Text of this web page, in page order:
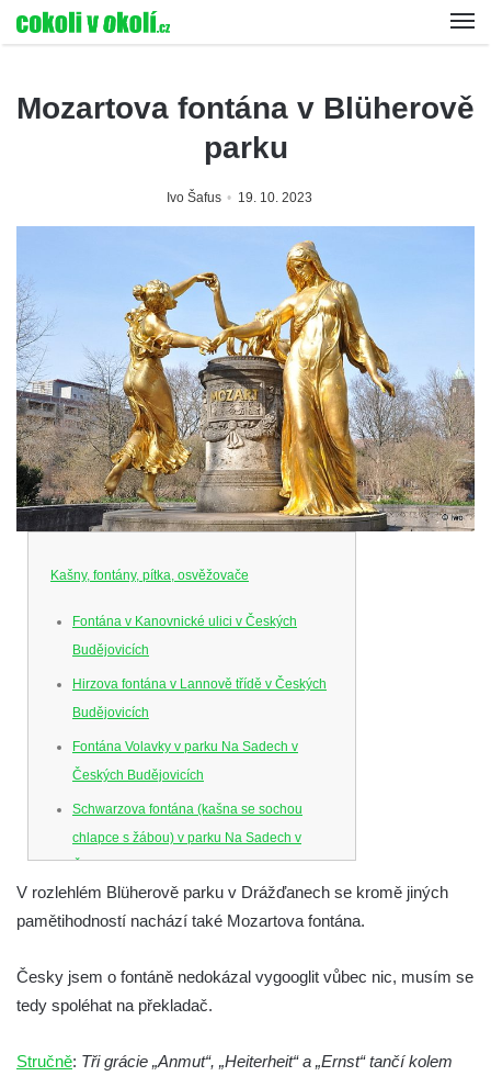
Mozartova fontána v Blüherově
parku
Ivo Šafus 19. 10. 2023
Kašny, fontány, pítka, osvěžovače
Fontána v Kanovnické ulici v Českých
Budějovicích
Hirzova fontána v Lannově třídě v Českých
Budějovicích
Fontána Volavky v parku Na Sadech v
Českých Budějovicích
Schwarzova fontána (kašna se sochou
chlapce s žábou) v parku Na Sadech v
Českých Budějovicích
Kašna v parku Na Sadech u Pražské třídy v
Českých Budějovicích
Otakara II. v Českých Budějovicích
Velešíně
V rozlehlém Blüherově parku v Drážďanech se kromě jiných
pamětihodností nachází také Mozartova fontána.
Česky jsem o fontáně nedokázal vygooglit vůbec nic, musím se
tedy spoléhat na překladač.
Stručně: Tři grácie „Anmut“, „Heiterheit“ a „Ernst“ tančí kolem